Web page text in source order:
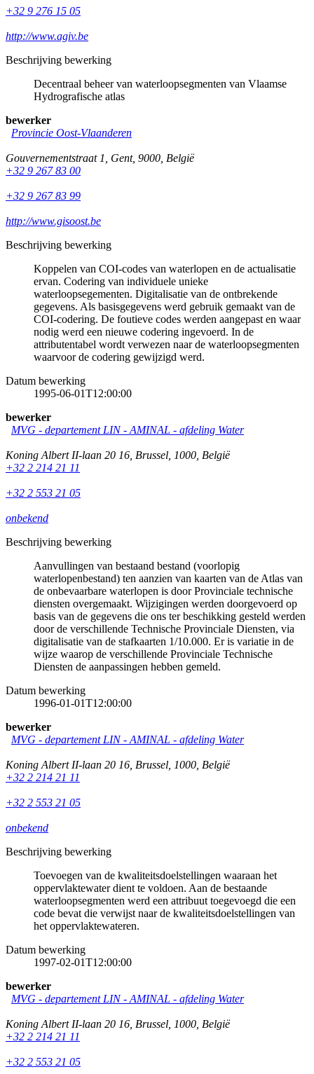
+32 9 276 15 05
http://www.agiv.be
Beschrijving bewerking
Decentraal beheer van waterloopsegmenten van Vlaamse
Hydrografische atlas
bewerker
Provincie Oost-Vlaanderen
Gouvernementstraat 1 Gent, 9000 België
+32 9 267 83 00
+32 9 267 83 99
http://www.gisoost.be
Beschrijving bewerking
Koppelen van COI-codes van waterlopen en de actualisatie
ervan. Codering van individuele unieke
waterloopsegementen. Digitalisatie van de ontbrekende
gegevens. Als basisgegevens werd gebruik gemaakt van de
COI-codering. De foutieve codes werden aangepast en waar
nodig werd een nieuwe codering ingevoerd. In de
attributentabel wordt verwezen naar de waterloopsegmenten
waarvoor de codering gewijzigd werd.
Datum bewerking
1995-06-01T12:00:00
bewerker
MVG - departement LIN - AMINAL - afdeling Water
Koning Albert II-laan 20 16 Brussel 1000 België
+32 2 214 21 11
+32 2 553 21 05
onbekend
Beschrijving bewerking
Aanvullingen van bestaand bestand (voorlopig
waterlopenbestand) ten aanzien van kaarten van de Atlas van
de onbevaarbare waterlopen is door Provinciale technische
diensten overgemaakt. Wijzigingen werden doorgevoerd op
basis van de gegevens die ons ter beschikking gesteld werden
door de verschillende Technische Provinciale Diensten, via
digitalisatie van de stafkaarten 1/10.000. Er is variatie in de
wijze waarop de verschillende Provinciale Technische
Diensten de aanpassingen hebben gemeld.
Datum bewerking
1996-01-01T12:00:00
bewerker
MVG - departement LIN - AMINAL - afdeling Water
Koning Albert II-laan 20 16 Brussel 1000 België
+32 2 214 21 11
+32 2 553 21 05
onbekend
Beschrijving bewerking
Toevoegen van de kwaliteitsdoelstellingen waaraan het
oppervlaktewater dient te voldoen. Aan de bestaande
waterloopsegmenten werd een attribuut toegevoegd die een
code bevat die verwijst naar de kwaliteitsdoelstellingen van
het oppervlaktewateren.
Datum bewerking
1997-02-01T12:00:00
bewerker
MVG - departement LIN - AMINAL - afdeling Water
Koning Albert II-laan 20 16 Brussel 1000 België
+32 2 214 21 11
+32 2 553 21 05